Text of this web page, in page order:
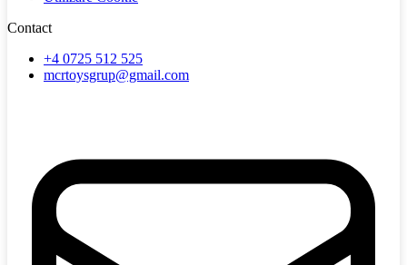
Contact
+4 0725 512 525
mcrtoysgrup@gmail.com